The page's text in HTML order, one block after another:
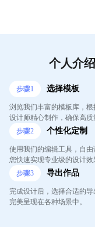
个人介
步骤1 选择模板
浏览我们丰富的模板库，
设计师精心制作，确保高质
步骤2 个性化定制
使用我们的编辑工具，自
您快速实现专业级的设计效
步骤3 导出作品
完成设计后，选择合适的
完美呈现在各种场景中。